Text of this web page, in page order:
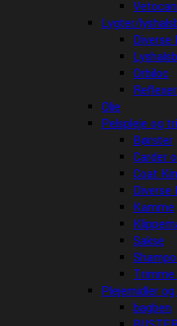
Lygter/
Diverse
Orbiloc
Reflexer
Olie
Pelspleje og
Børster
Carder
Coat
Diverse
Kamme
Sakse
Trimme
Plejemidler
bagben